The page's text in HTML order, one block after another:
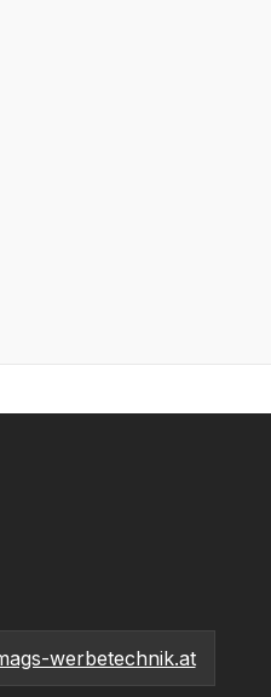
werbetechnik.at